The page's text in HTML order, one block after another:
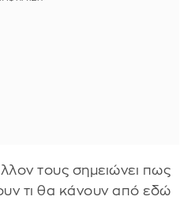
τους σημειώνει πως
τι θα κάνουν από εδώ